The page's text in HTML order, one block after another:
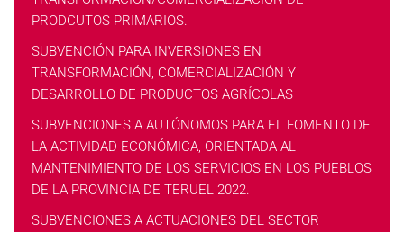
PRODCUTOS PRIMARIOS.
SUBVENCIÓN PARA INVERSIONES EN
TRANSFORMACIÓN, COMERCIALIZACIÓN Y
DESARROLLO DE PRODUCTOS AGRÍCOLAS
SUBVENCIONES A AUTÓNOMOS PARA EL FOMENTO DE
LA ACTIVIDAD ECONÓMICA, ORIENTADA AL
MANTENIMIENTO DE LOS SERVICIOS EN LOS PUEBLOS
DE LA PROVINCIA DE TERUEL 2022.
SUBVENCIONES A ACTUACIONES DEL SECTOR